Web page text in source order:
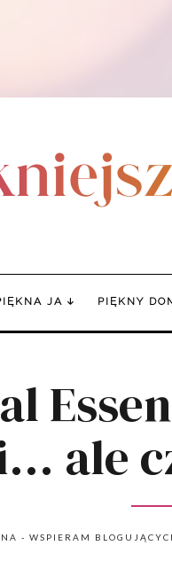
JA PIĘKNY
ale
- WSPIERAM